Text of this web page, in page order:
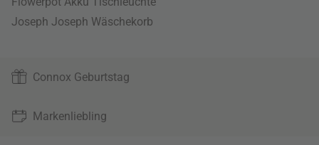
Joseph Joseph Wäschekorb
Connox Geburtstag
Markenliebling